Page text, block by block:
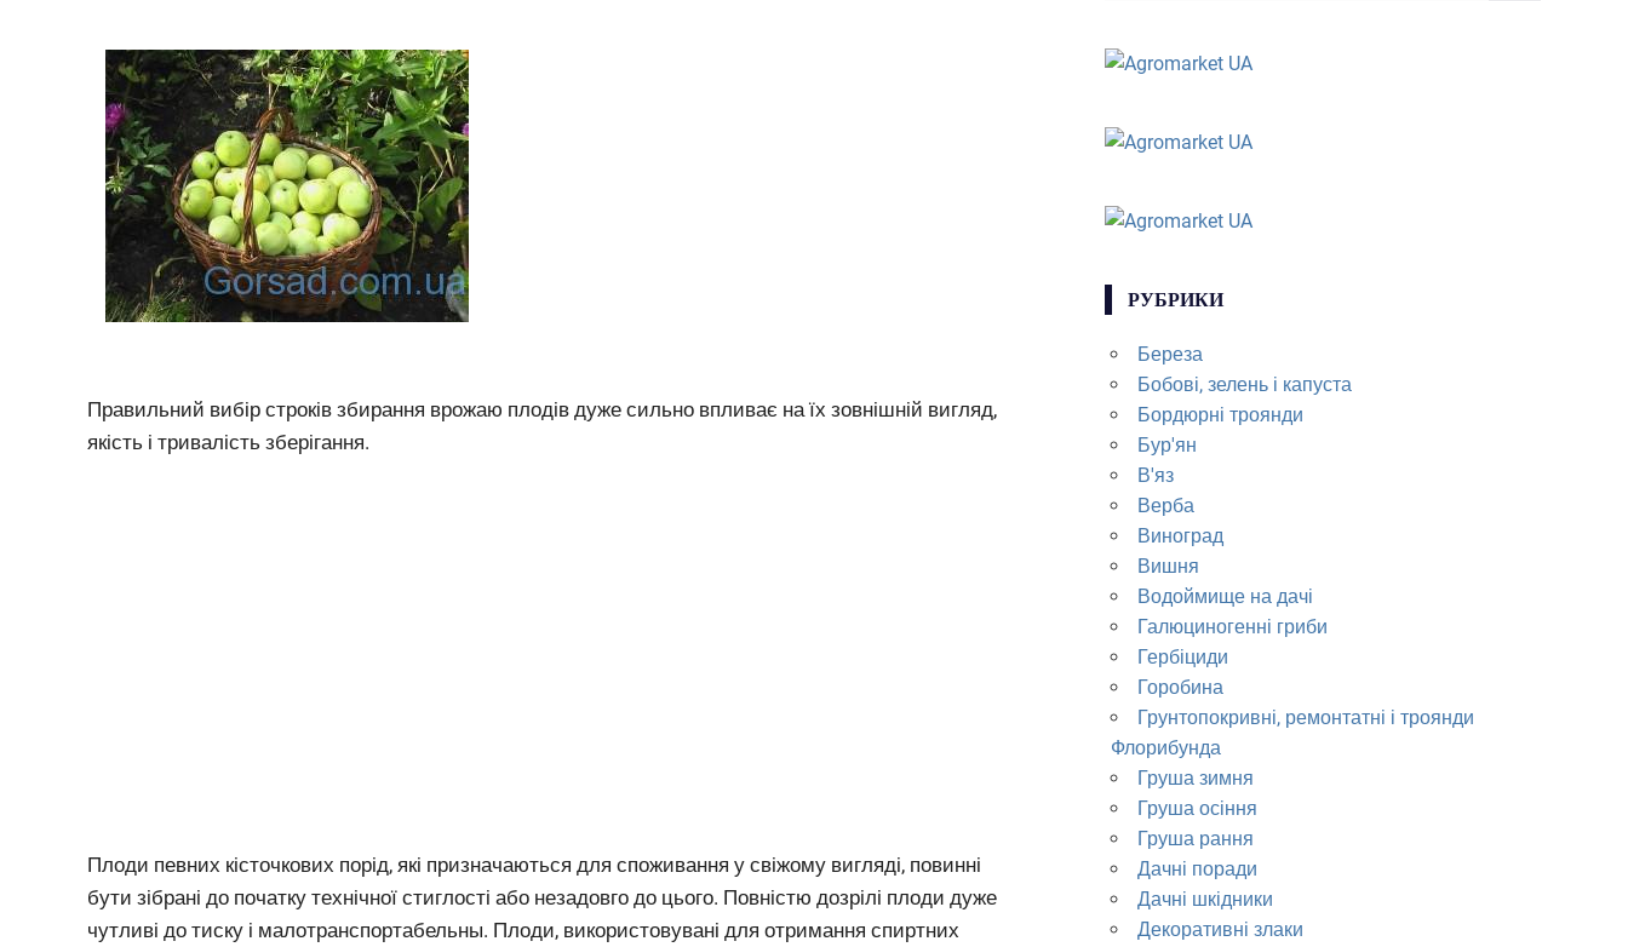
Правильний вибір строків збирання врожаю плодів дуже сильно впливає на їх зовнішній вигляд,
якість і тривалість зберігання.
Плоди певних кісточкових порід, які призначаються для споживання у свіжому вигляді, повинні
бути зібрані до початку технічної стиглості або незадовго до цього. Повністю дозрілі плоди дуже
чутливі до тиску і малотранспортабельны. Плоди, використовувані для отримання спиртних
РУБРИКИ
Береза
Бобові, зелень і капуста
Бордюрні троянди
Бур'ян
В'яз
Верба
Виноград
Вишня
Водоймище на дачі
Галюциногенні гриби
Гербіциди
Горобина
Грунтопокривні, ремонтатні і троянди
Флорибунда
Груша зимня
Груша осіння
Груша рання
Дачні поради
Дачні шкідники
Декоративні злаки